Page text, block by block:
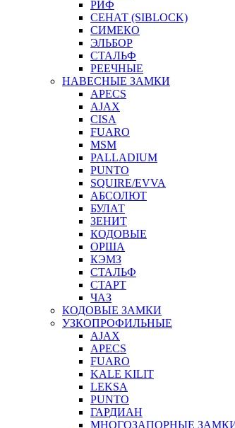
РИФ
СЕНАТ (SIBLOCK)
СИМЕКО
ЭЛЬБОР
СТАЛЬФ
РЕЕЧНЫЕ
НАВЕСНЫЕ ЗАМКИ
APECS
AJAX
CISA
FUARO
MSM
PALLADIUM
PUNTO
SQUIRE/EVVA
АБСОЛЮТ
БУЛАТ
ЗЕНИТ
КОДОВЫЕ
ОРША
КЭМЗ
СТАЛЬФ
СТАРТ
ЧАЗ
КОДОВЫЕ ЗАМКИ
УЗКОПРОФИЛЬНЫЕ
AJAX
APECS
FUARO
KALE KILIT
LEKSA
PUNTO
ГАРДИАН
МНОГОЗАПОРНЫЕ